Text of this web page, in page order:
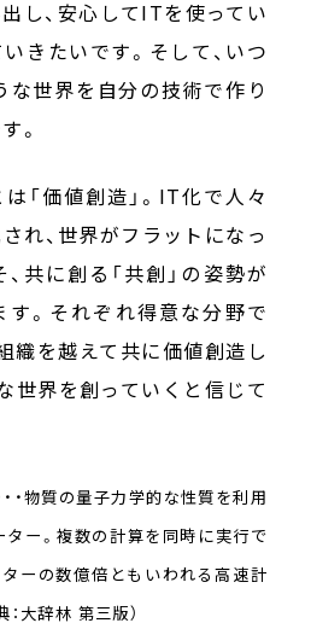
し、安心してITを使ってい
きたいです。そして、いつ
な世界を自分の技術で作り
。
「価値創造」。IT化で人々
れ、世界がフラットになっ
共に創る「共創」の姿勢が
。それぞれ得意な分野で
織を越えて共に価値創造し
世界を創っていくと信じて
・物質の量子力学的な性質を利用
ー。複数の計算を同時に実行で
ーの数億倍ともいわれる高速計
大辞林 第三版）